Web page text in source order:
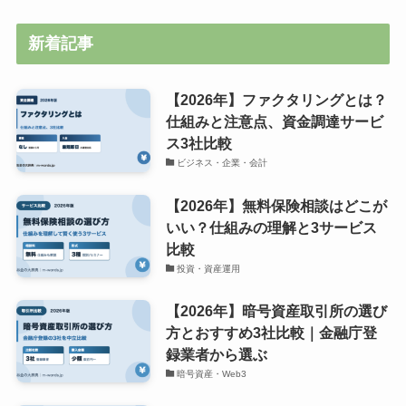
新着記事
【2026年】ファクタリングとは？
仕組みと注意点、資金調達サービ
ス3社比較
ビジネス・企業・会計
【2026年】無料保険相談はどこが
いい？仕組みの理解と3サービス
比較
投資・資産運用
【2026年】暗号資産取引所の選び
方とおすすめ3社比較｜金融庁登
録業者から選ぶ
暗号資産・Web3